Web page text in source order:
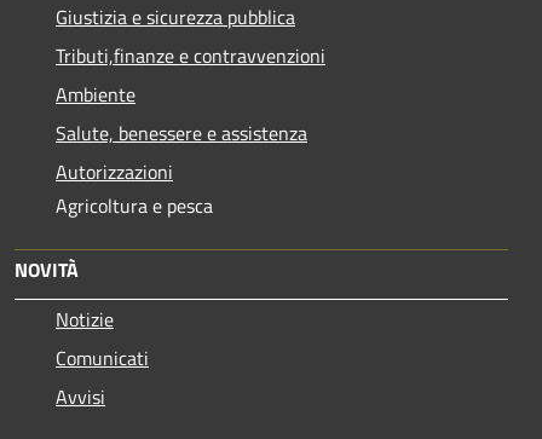
Giustizia e sicurezza pubblica
Tributi,finanze e contravvenzioni
Ambiente
Salute, benessere e assistenza
Autorizzazioni
Agricoltura e pesca
NOVITÀ
Notizie
Comunicati
Avvisi